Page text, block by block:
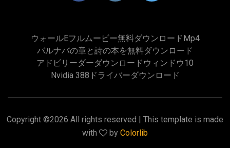
ウォールeフルムービー無料ダウンロードmp4
バルナバの章と詩の本を無料ダウンロード
アドビリーダーダウンロードウィンドウ10
Nvidia 388ドライバーダウンロード
Copyright ©2026 All rights reserved | This template is made
with
by Colorlib